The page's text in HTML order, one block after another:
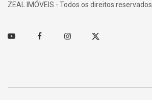
ZEAL IMÓVEIS - Todos os direitos reservados.
Youtube FacebookInstagramTwitter